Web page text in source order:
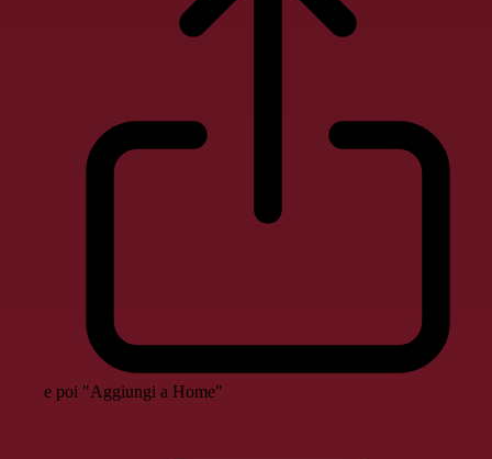
e poi "Aggiungi a Home"